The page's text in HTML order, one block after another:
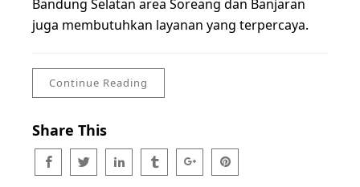
Bandung Selatan area Soreang dan Banjaran
juga membutuhkan layanan yang terpercaya.
Continue Reading
Share This